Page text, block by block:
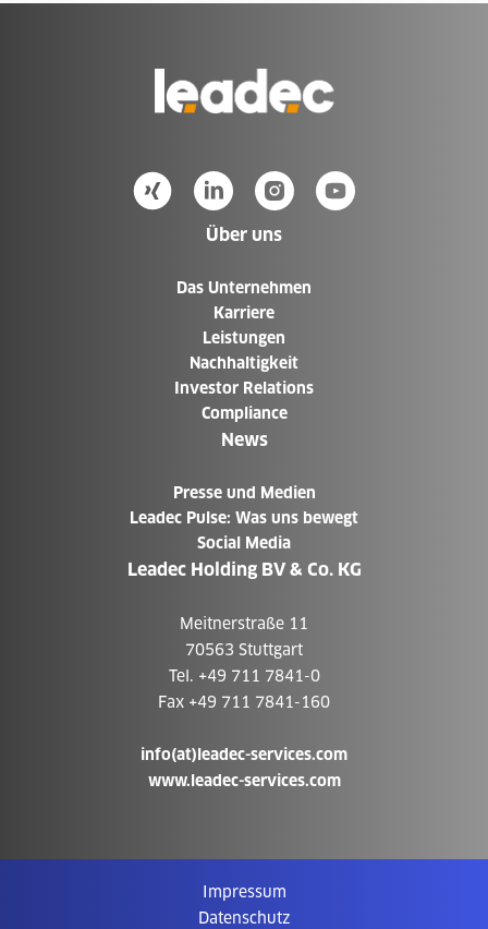
Homepage
Über uns
Das Unternehmen
Karriere
Leistungen
Nachhaltigkeit
Investor Relations
Compliance
News
Presse und Medien
Leadec Pulse: Was uns bewegt
Social Media
Leadec Holding BV & Co. KG
Meitnerstraße 11
70563 Stuttgart
Tel. +49 711 7841-0
Fax +49 711 7841-160
info(at)leadec-services.com
www.leadec-services.com
Impressum
Datenschutz